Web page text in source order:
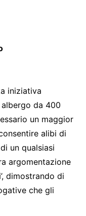
iniziativa
da 400
un maggior
alibi di
un qualsiasi
argomentazione
dimostrando di
che gli